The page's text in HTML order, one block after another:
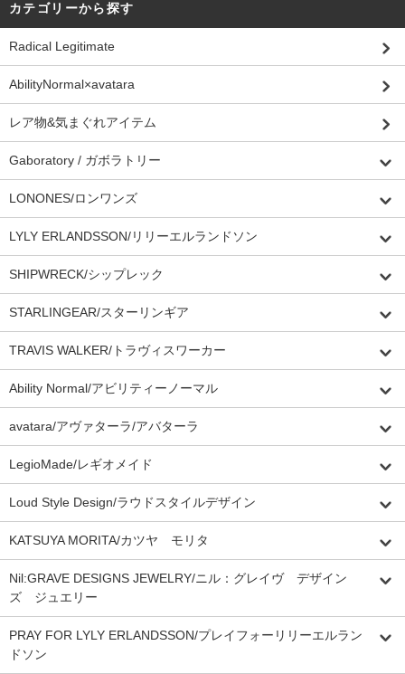
カテゴリーから探す
Radical Legitimate
AbilityNormal×avatara
レア物&気まぐれアイテム
Gaboratory / ガボラトリー
LONONES/ロンワンズ
LYLY ERLANDSSON/リリーエルランドソン
SHIPWRECK/シップレック
STARLINGEAR/スターリンギア
TRAVIS WALKER/トラヴィスワーカー
Ability Normal/アビリティーノーマル
avatara/アヴァターラ/アバターラ
LegioMade/レギオメイド
Loud Style Design/ラウドスタイルデザイン
KATSUYA MORITA/カツヤ モリタ
Nil:GRAVE DESIGNS JEWELRY/ニル：グレイヴ デザイン
ズ ジュエリー
PRAY FOR LYLY ERLANDSSON/プレイフォーリリーエルラン
ドソン